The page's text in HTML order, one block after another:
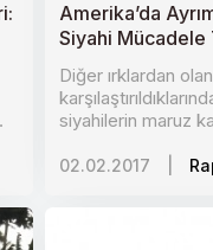
Amerika’da
Siyahi Mücadele
Diğer ırklardan
siyahilerin maruz
02.02.2017